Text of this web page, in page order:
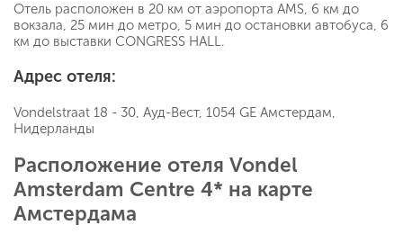
Отель расположен в 20 км от аэропорта AMS, 6 км до
вокзала, 25 мин до метро, 5 мин до остановки автобуса, 6
км до выставки CONGRESS HALL.
Адрес отеля:
Vondelstraat 18 - 30, Ауд-Вест, 1054 GE Амстердам,
Нидерланды
Расположение отеля Vondel
Amsterdam Centre 4* на карте
Амстердама